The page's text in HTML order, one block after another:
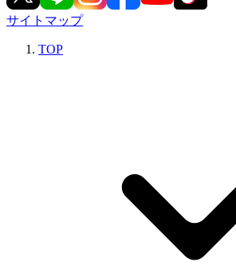
サイトマップ
TOP